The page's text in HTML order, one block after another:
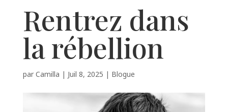
Rentrez dans
la rébellion
par Camilla | Juil 8, 2025 | Blogue